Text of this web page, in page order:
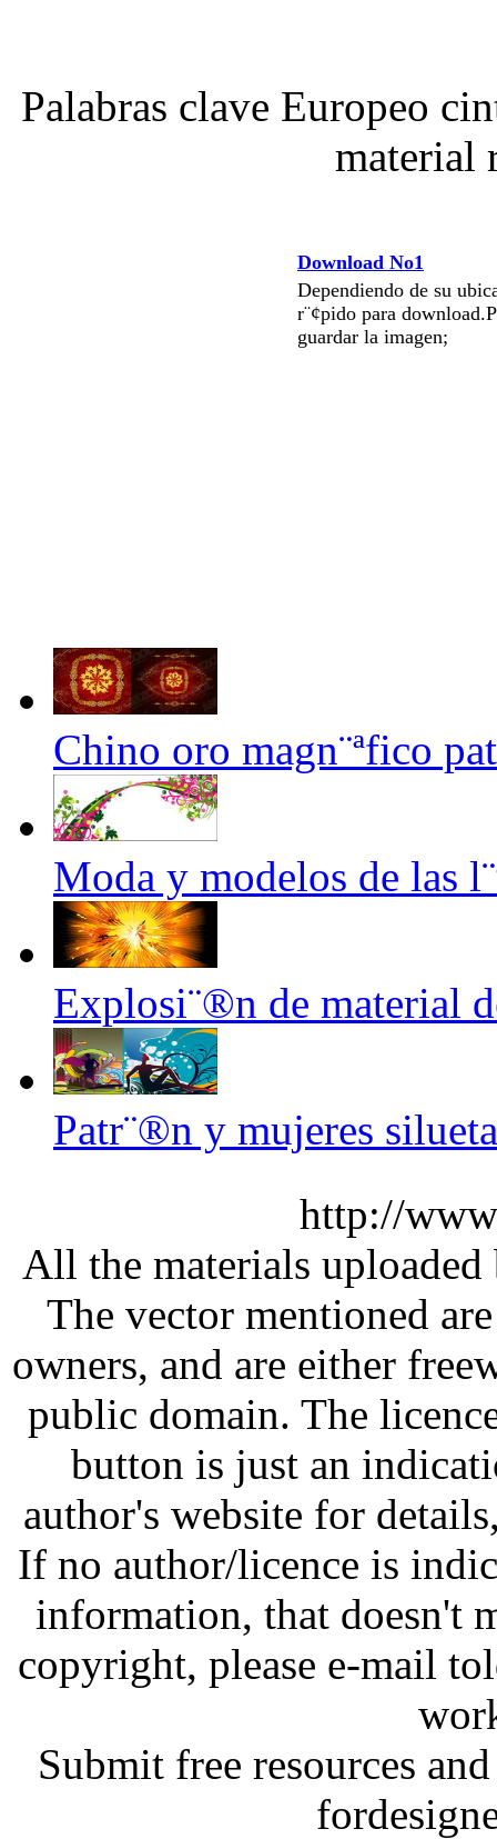
Palabras clave Europeo
material
Download No1
Dependiendo de su
r¨¢pido para
guardar la imagen;
Chino oro magn¨ªfico
Moda y modelos de las
Explosi¨®n de material
Patr¨®n y mujeres
http://
All the materials
The vector mentioned
owners, and are either
public domain. The
button is just an
author's website for
If no author/licence is
information, that doesn't
copyright, please e-mail
Submit free resources